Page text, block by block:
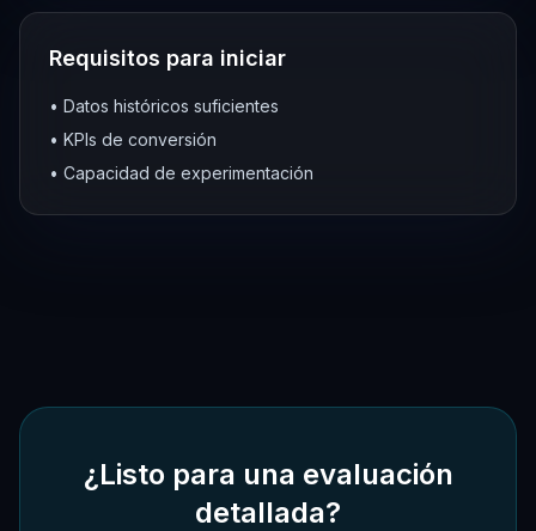
Requisitos para iniciar
• Datos históricos suficientes
• KPIs de conversión
• Capacidad de experimentación
¿Listo para una evaluación
detallada?